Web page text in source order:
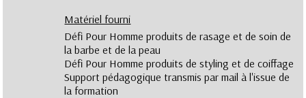
Matériel fourni
Défi Pour Homme produits de rasage et de soin de
la barbe et de la peau
Défi Pour Homme produits de styling et de coiffage
Support pédagogique transmis par mail à l'issue de
la formation